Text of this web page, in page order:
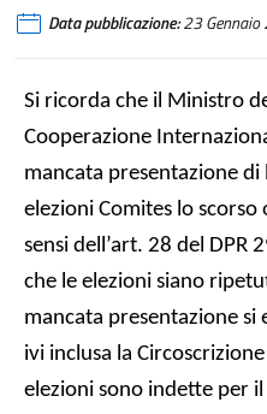
Data pubblicazione:23 Gennaio
Si ricorda che il Ministro
Cooperazione
mancata presentazione
elezioni Comites lo
sensi dell’art. 28 del DPR
che le elezioni siano
mancata presentazione si
ivi inclusa la
elezioni sono indette per